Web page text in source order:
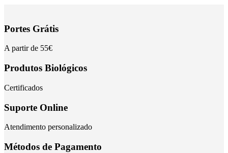
Portes Grátis
A partir de 55€
Produtos Biológicos
Certificados
Suporte Online
Atendimento personalizado
Métodos de Pagamento